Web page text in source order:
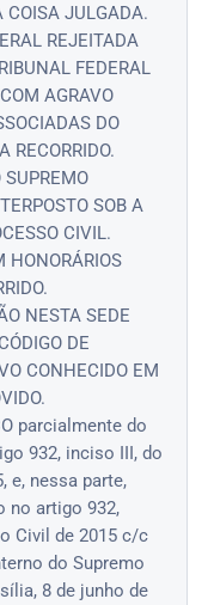
COISA JULGADA.
REJEITADA
FEDERAL
AGRAVO
DO
RECORRIDO.
SOB A
CIVIL.
HONORÁRIOS
NESTA SEDE
DE
CONHECIDO EM
parcialmente do
932, inciso III, do
e, nessa parte,
no artigo 932,
Civil de 2015 c/c
do Supremo
8 de junho de